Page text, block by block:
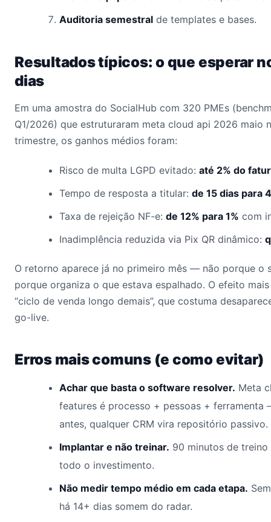
Auditoria semestral de templates e bases.
Resultados típicos: o que esperar
dias
Em uma amostra do SocialHub com 320 PMEs
Q1/2026) que estruturaram meta cloud api 2026 maio
trimestre, os ganhos médios foram:
Risco de multa LGPD evitado: até 2% do
Tempo de resposta a titular: de 15 dias para
Taxa de rejeição NF-e: de 12% para 1% com
Inadimplência reduzida via Pix QR dinâmico:
O retorno aparece já no primeiro mês — não porque o
porque organiza o que estava espalhado. O efeito
“ciclo de venda longo demais”, que costuma
go-live.
Erros mais comuns (e como evitar)
Achar que basta o software resolver. Meta
features é processo + pessoas + ferramenta
antes, qualquer CRM vira repositório passivo.
Implantar e não treinar. 90 minutos de
todo o investimento.
Não medir tempo médio em cada etapa.
há 14+ dias somem do radar.